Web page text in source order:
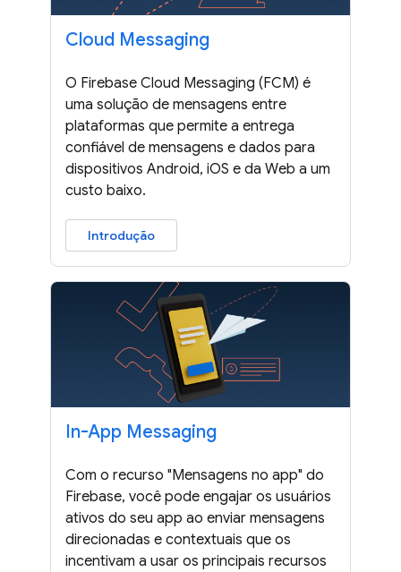
Cloud Messaging
O Firebase Cloud Messaging (FCM) é
uma solução de mensagens entre
plataformas que permite a entrega
confiável de mensagens e dados para
dispositivos Android, iOS e da Web a um
custo baixo.
Introdução
In-App Messaging
Com o recurso "Mensagens no app" do
Firebase, você pode engajar os usuários
ativos do seu app ao enviar mensagens
direcionadas e contextuais que os
incentivam a usar os principais recursos